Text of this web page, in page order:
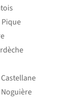
Pique
Noguière